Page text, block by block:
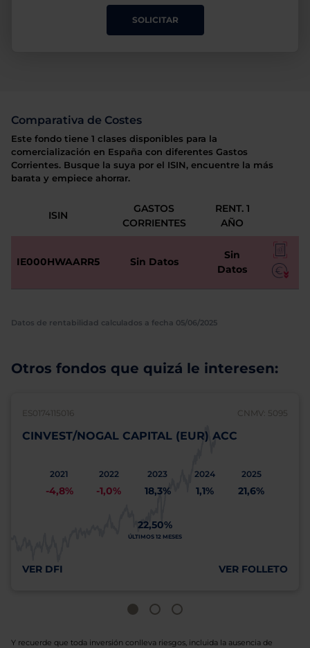
SOLICITAR
Comparativa de Costes
Este fondo tiene 1 clases disponibles para la
comercialización en España con diferentes Gastos
Corrientes. Busque la suya por el ISIN, encuentre la más
barata y empiece ahorrar.
ISIN
GASTOS
CORRIENTES
RENT. 1
AÑO
IE000HWAARR5 Sin Datos
Sin
Datos
Datos de rentabilidad calculados a fecha 05/06/2025
Otros fondos que quizá le interesen:
ES0174115016 CNMV: 5095
CINVEST/NOGAL CAPITAL (EUR) ACC
2021
-4,8%
2022
-1,0%
2023
18,3%
2024
1,1%
2025
21,6%
22,50%
ÚLTIMOS 12 MESES
VER DFI VER FOLLETO
Y recuerde que toda inversión conlleva riesgos, incluida la ausencia de